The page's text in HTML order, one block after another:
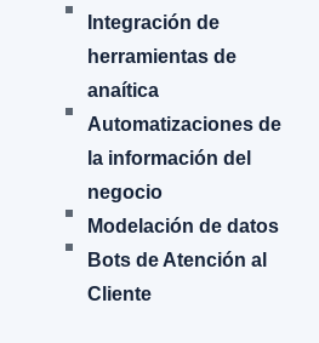
Integración de
herramientas de
anaítica
Automatizaciones de
la información del
negocio
Modelación de datos
Bots de Atención al
Cliente